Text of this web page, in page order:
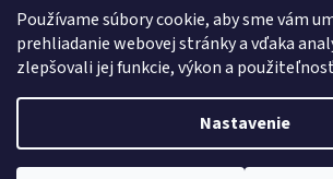
Používame súbory cookie, aby sme vám
prehliadanie webovej stránky a vďaka
zlepšovali jej funkcie, výkon a
Nastavenie
PRIHLÁSIŤ SA
Copyright 2026slovenská a česká